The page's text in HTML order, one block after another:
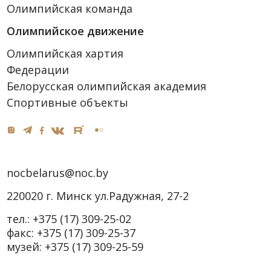
Олимпийская команда
Олимпийское движение
Олимпийская хартия
Федерации
Белорусская олимпийская академия
Спортивные объекты
nocbelarus@noc.by
220020 г. Минск ул.Радужная, 27-2
тел.: +375 (17) 309-25-02
факс: +375 (17) 309-25-37
музей: +375 (17) 309-25-59